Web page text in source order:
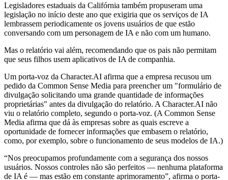
Legisladores estaduais da Califórnia também propuseram uma
legislação no início deste ano que exigiria que os serviços de IA
lembrassem periodicamente os jovens usuários de que estão
conversando com um personagem de IA e não com um humano.
Mas o relatório vai além, recomendando que os pais não permitam
que seus filhos usem aplicativos de IA de companhia.
Um porta-voz da Character.AI afirma que a empresa recusou um
pedido da Common Sense Media para preencher um "formulário de
divulgação solicitando uma grande quantidade de informações
proprietárias" antes da divulgação do relatório. A Character.AI não
viu o relatório completo, segundo o porta-voz. (A Common Sense
Media afirma que dá às empresas sobre as quais escreve a
oportunidade de fornecer informações que embasem o relatório,
como, por exemplo, sobre o funcionamento de seus modelos de IA.)
“Nos preocupamos profundamente com a segurança dos nossos
usuários. Nossos controles não são perfeitos — nenhuma plataforma
de IA é — mas estão em constante aprimoramento”, afirma o porta-